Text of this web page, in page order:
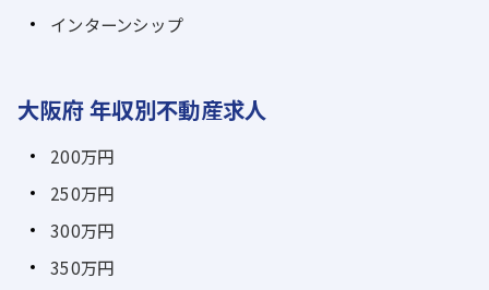
インターンシップ
大阪府 年収別不動産求人
200万円
250万円
300万円
350万円